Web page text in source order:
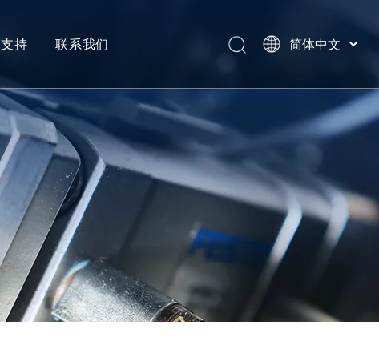
支持
反馈
联系我们
简体中文
Español
Pусский
Latine
English